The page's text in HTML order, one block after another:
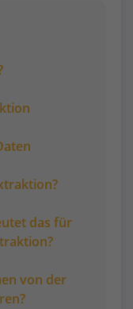
das für
von der